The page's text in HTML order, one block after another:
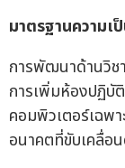
มาตรฐานความเ
การพัฒนาด้านวิช
การเพิ่มห้องปฏิบั
คอมพิวเตอร์เฉพ
อนาคตที่ขับเคลื่อ